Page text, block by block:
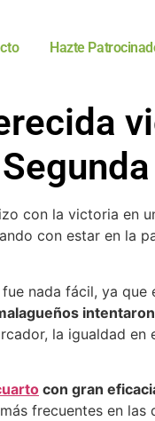
Hazte
con la victoria en
con estar en la
nada fácil, ya
la igualdad
con gran
frecuentes en